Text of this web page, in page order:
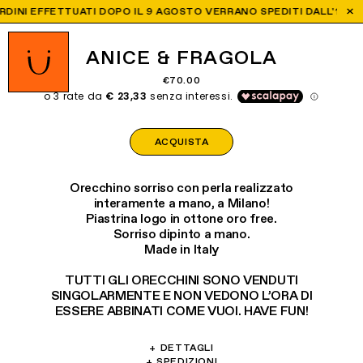
DOPO IL 9 AGOSTO VERRANO SPEDITI DALL'1
ANICE & FRAGOLA
€70.00
ACQUISTA
Orecchino sorriso con perla realizzato
interamente a mano, a Milano!
Piastrina logo in ottone oro free.
Sorriso dipinto a mano.
Made in Italy
TUTTI GLI ORECCHINI SONO VENDUTI
SINGOLARMENTE E NON VEDONO L’ORA DI
ESSERE ABBINATI COME VUOI. HAVE FUN!
+ DETTAGLI